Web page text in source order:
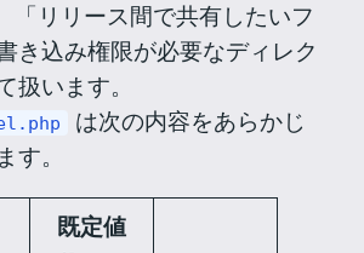
「リリース間で共有したいフ
き込み権限が必要なディレク
扱います。
は次の内容をあらかじ
。
既定値